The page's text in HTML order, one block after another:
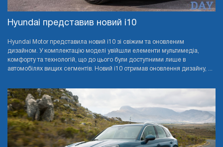
Hyundai представив новий i10
Hyundai Motor представила новий i10 зі свіжим та оновленим
дизайном. У комплектацію моделі увійшли елементи мультимедіа,
комфорту та технологій, що до цього були доступними лише в
автомобілях вищих сегментів. Новий i10 отримав оновлення дизайну, ...